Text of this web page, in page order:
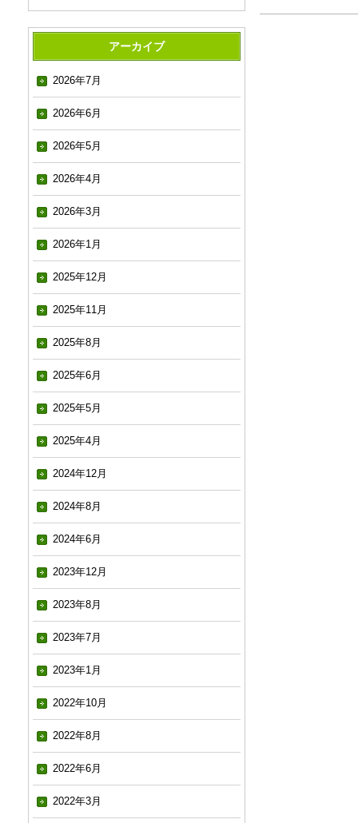
アーカイブ
2026年7月
2026年6月
2026年5月
2026年4月
2026年3月
2026年1月
2025年12月
2025年11月
2025年8月
2025年6月
2025年5月
2025年4月
2024年12月
2024年8月
2024年6月
2023年12月
2023年8月
2023年7月
2023年1月
2022年10月
2022年8月
2022年6月
2022年3月